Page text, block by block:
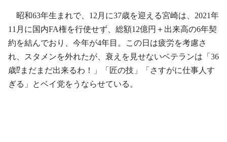
昭和63年生まれで、12月に37歳を迎える宮崎は、2021年
11月に国内FA権を行使せず、総額12億円＋出来高の6年契
約を結んでおり、今年が4年目。この日は疲労を考慮さ
れ、スタメンを外れたが、衰えを見せないベテランは「36
歳⁉︎まだまだ出来るわ！」「匠の技」「さすがに仕事人す
ぎる」とベイ党をうならせている。